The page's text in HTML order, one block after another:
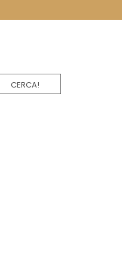
CERCA!